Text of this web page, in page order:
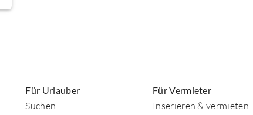
Für Urlauber
Suchen
Für Vermieter
Inserieren & vermieten